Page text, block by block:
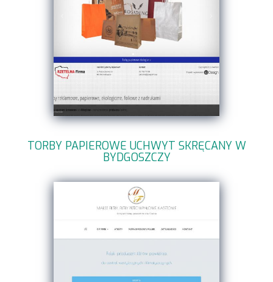
TORBY PAPIEROWE UCHWYT SKRĘCANY W
BYDGOSZCZY